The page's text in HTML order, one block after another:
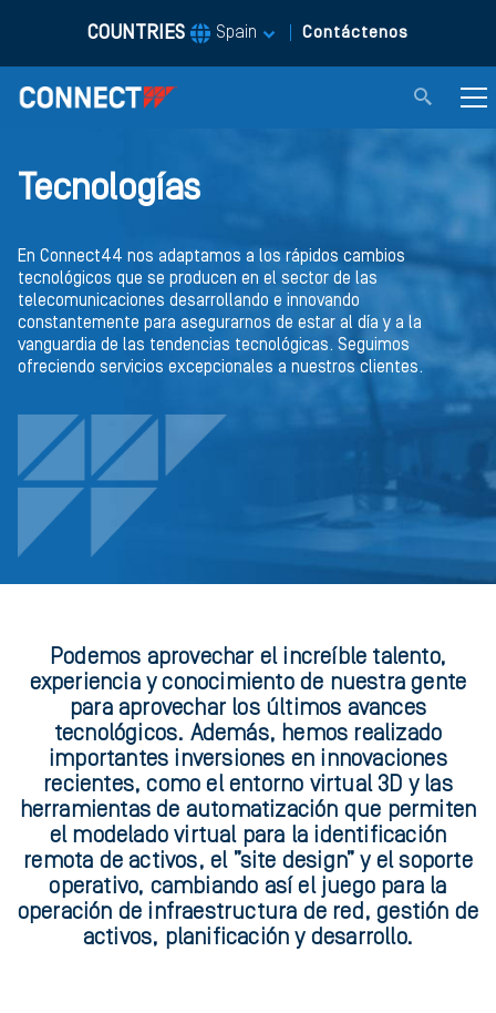
COUNTRIES Spain Contáctenos
Tecnologías
En Connect44 nos adaptamos a los rápidos cambios
tecnológicos que se producen en el sector de las
telecomunicaciones desarrollando e innovando
constantemente para asegurarnos de estar al día y a la
vanguardia de las tendencias tecnológicas. Seguimos
ofreciendo servicios excepcionales a nuestros clientes.
Podemos aprovechar el increíble talento,
experiencia y conocimiento de nuestra gente
para aprovechar los últimos avances
tecnológicos. Además, hemos realizado
importantes inversiones en innovaciones
recientes, como el entorno virtual 3D y las
herramientas de automatización que permiten
el modelado virtual para la identificación
remota de activos, el ”site design” y el soporte
operativo, cambiando así el juego para la
operación de infraestructura de red, gestión de
activos, planificación y desarrollo.